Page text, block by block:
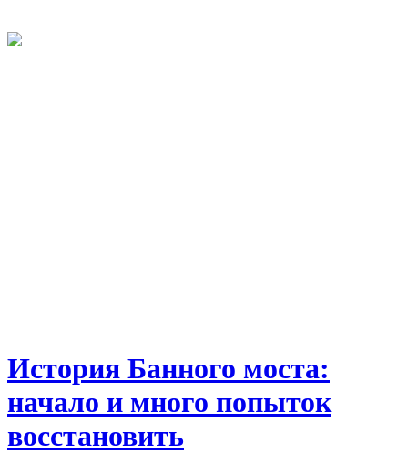
История Банного моста:
начало и много попыток
восстановить